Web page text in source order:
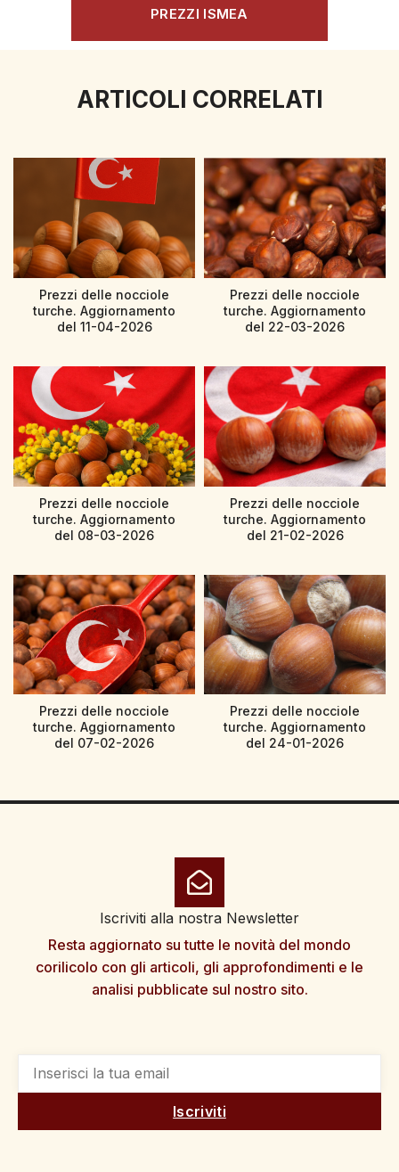
PREZZI ISMEA
ARTICOLI CORRELATI
Prezzi delle nocciole
turche. Aggiornamento
del 11-04-2026
Prezzi delle nocciole
turche. Aggiornamento
del 22-03-2026
Prezzi delle nocciole
turche. Aggiornamento
del 08-03-2026
Prezzi delle nocciole
turche. Aggiornamento
del 21-02-2026
Prezzi delle nocciole
turche. Aggiornamento
del 07-02-2026
Prezzi delle nocciole
turche. Aggiornamento
del 24-01-2026
Iscriviti alla nostra Newsletter
Resta aggiornato su tutte le novità del mondo
corilicolo con gli articoli, gli approfondimenti e le
analisi pubblicate sul nostro sito.
Iscriviti